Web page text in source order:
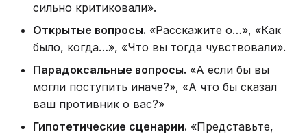
сильно критиковали».
Открытые вопросы. «Расскажите о…», «Как
было, когда…», «Что вы тогда чувствовали».
Парадоксальные вопросы. «А если бы вы
могли поступить иначе?», «А что бы сказал
ваш противник о вас?»
Гипотетические сценарии. «Представьте,